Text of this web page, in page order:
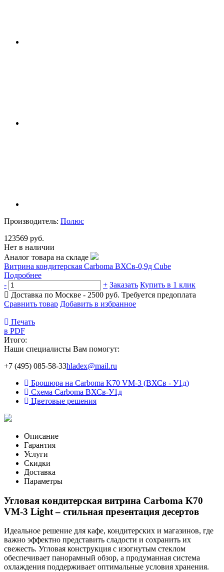
Производитель: Полюс
123569 руб.
Нет в наличии
Аналог товара на складе
Витрина кондитерская Carboma ВХСв-0,9д Cube
Подробнее
-
+ Заказать Купить в 1 клик
Доставка по Москве - 2500 руб. Требуется предоплата
Сравнить товар Добавить в избранное
Печать
в PDF
Итого:
Наши специалисты Вам помогут:
+7 (495) 085-58-33hladex@mail.ru
Брошюра на Carboma K70 VM-3 (ВХСв - У1д)
Схема Carboma ВХСв-У1д
Цветовые решения
Описание
Гарантия
Услуги
Скидки
Доставка
Параметры
Угловая кондитерская витрина Carboma K70
VM-3 Light – стильная презентация десертов
Идеальное решение для кафе, кондитерских и магазинов, где
важно эффектно представить сладости и сохранить их
свежесть. Угловая конструкция с изогнутым стеклом
обеспечивает панорамный обзор, а продуманная система
охлаждения поддерживает оптимальные условия хранения.